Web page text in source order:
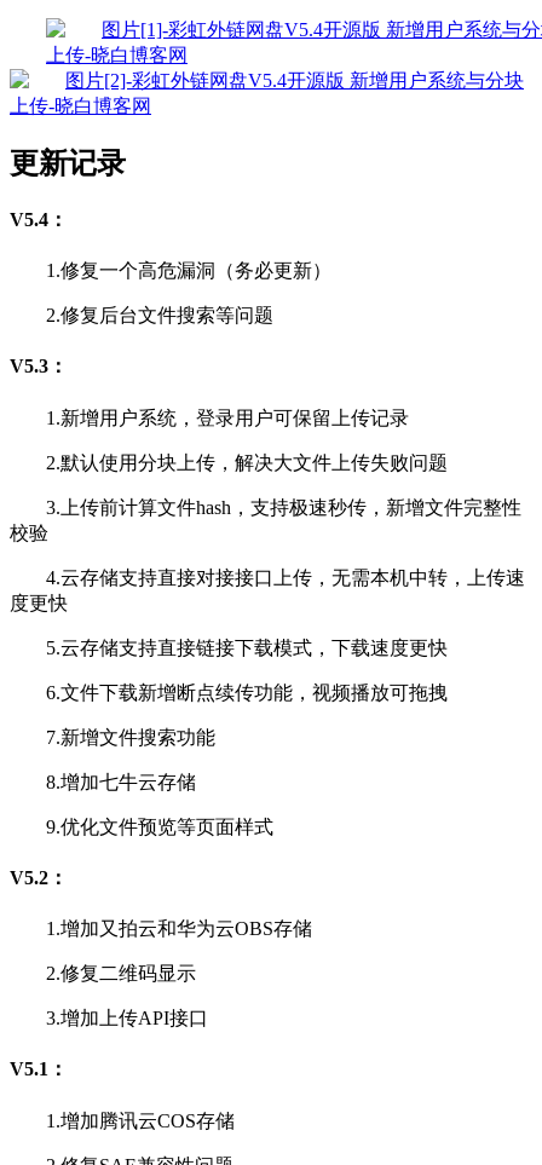
更新记录
V5.4：
1.修复一个高危漏洞（务必更新）
2.修复后台文件搜索等问题
V5.3：
1.新增用户系统，登录用户可保留上传记录
2.默认使用分块上传，解决大文件上传失败问题
3.上传前计算文件hash，支持极速秒传，新增文件完整性
校验
4.云存储支持直接对接接口上传，无需本机中转，上传速
度更快
5.云存储支持直接链接下载模式，下载速度更快
6.文件下载新增断点续传功能，视频播放可拖拽
7.新增文件搜索功能
8.增加七牛云存储
9.优化文件预览等页面样式
V5.2：
1.增加又拍云和华为云OBS存储
2.修复二维码显示
3.增加上传API接口
V5.1：
1.增加腾讯云COS存储